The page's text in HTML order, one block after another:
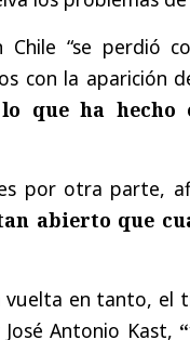
“se perdió
con la aparición
que ha hecho
por otra parte,
abierto que
vuelta en tanto, el
Antonio Kast,